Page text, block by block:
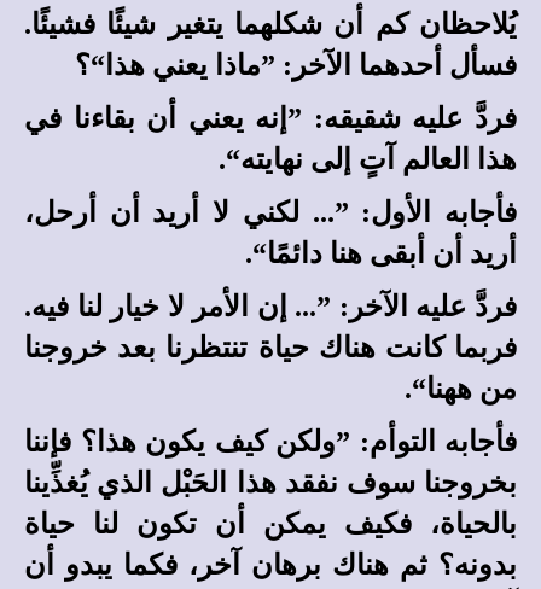
يُلاحظان كم أن شكلهما يتغير شيئًا فشيئًا.
فسأل أحدهما الآخر: ”ماذا يعني هذا“؟
فردَّ عليه شقيقه: ”إنه يعني أن بقاءنا في
هذا العالم آتٍ إلى نهايته“.
فأجابه الأول: ”... لكني لا أريد أن أرحل،
أريد أن أبقى هنا دائمًا“.
فردَّ عليه الآخر: ”... إن الأمر لا خيار لنا فيه.
فربما كانت هناك حياة تنتظرنا بعد خروجنا
من ههنا“.
فأجابه التوأم: ”ولكن كيف يكون هذا؟ فإننا
بخروجنا سوف نفقد هذا الحَبْل الذي يُغذِّينا
بالحياة، فكيف يمكن أن تكون لنا حياة
بدونه؟ ثم هناك برهان آخر، فكما يبدو أن